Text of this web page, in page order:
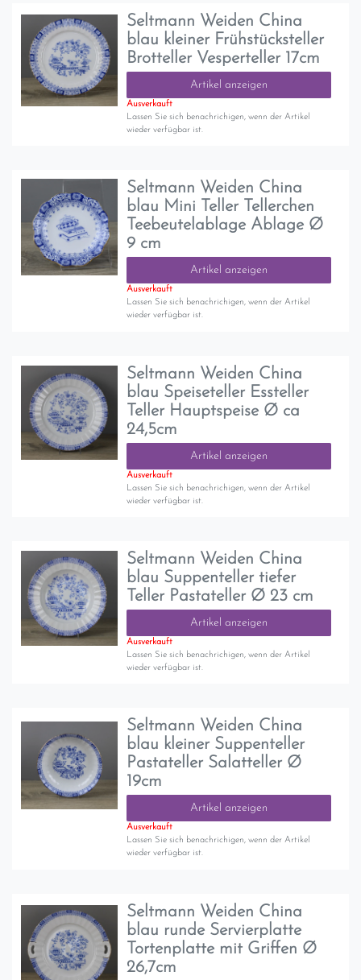
Seltmann Weiden China
blau kleiner Frühstücksteller
Brotteller Vesperteller 17cm
Artikel anzeigen
Ausverkauft
Lassen Sie sich benachrichigen, wenn der Artikel
wieder verfügbar ist.
Seltmann Weiden China
blau Mini Teller Tellerchen
Teebeutelablage Ablage Ø
9 cm
Artikel anzeigen
Ausverkauft
Lassen Sie sich benachrichigen, wenn der Artikel
wieder verfügbar ist.
Seltmann Weiden China
blau Speiseteller Essteller
Teller Hauptspeise Ø ca
24,5cm
Artikel anzeigen
Ausverkauft
Lassen Sie sich benachrichigen, wenn der Artikel
wieder verfügbar ist.
Seltmann Weiden China
blau Suppenteller tiefer
Teller Pastateller Ø 23 cm
Artikel anzeigen
Ausverkauft
Lassen Sie sich benachrichigen, wenn der Artikel
wieder verfügbar ist.
Seltmann Weiden China
blau kleiner Suppenteller
Pastateller Salatteller Ø
19cm
Artikel anzeigen
Ausverkauft
Lassen Sie sich benachrichigen, wenn der Artikel
wieder verfügbar ist.
Seltmann Weiden China
blau runde Servierplatte
Tortenplatte mit Griffen Ø
26,7cm